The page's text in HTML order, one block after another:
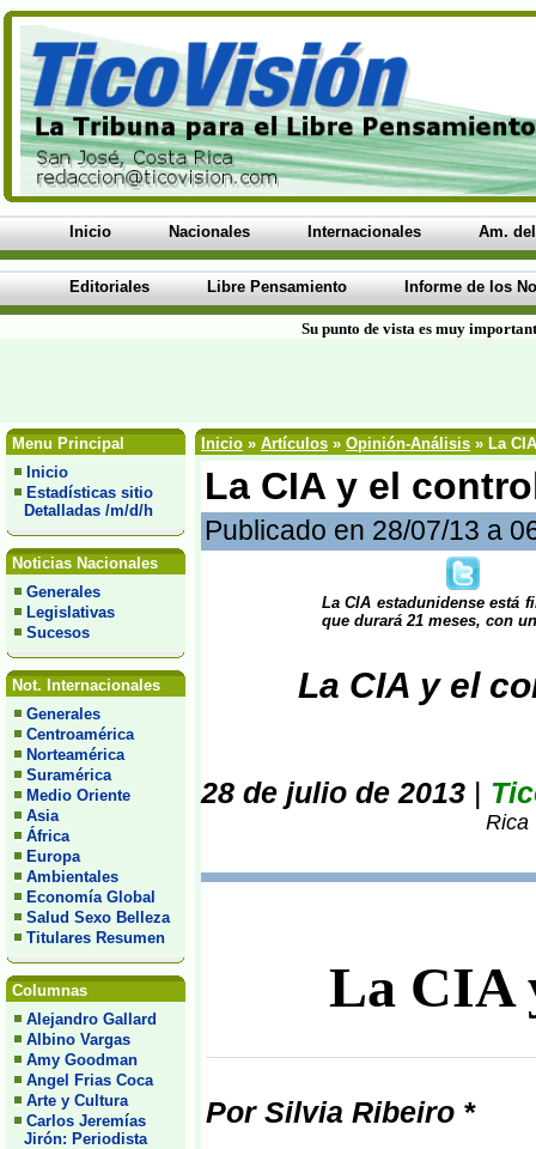
Inicio Nacionales Internacionales Am.
Editoriales Libre Pensamiento Informe de los
Su punto de vista es muy
Menu Principal
Inicio
Estadísticas sitio
Detalladas /m/d/h
Noticias Nacionales
Generales
Legislativas
Sucesos
Not. Internacionales
Generales
Centroamérica
Norteamérica
Suramérica
Medio Oriente
Asia
África
Europa
Ambientales
Economía Global
Salud Sexo Belleza
Titulares Resumen
Columnas
Alejandro Gallard
Albino Vargas
Amy Goodman
Angel Frias Coca
Arte y Cultura
Carlos Jeremías
Jirón: Periodista
Inicio » Artículos » Opinión-Análisis » La
La CIA y el
Publicado en 28/07/13 a
La CIA estadunidense está
que durará 21 meses, con
La CIA y el
28 de julio de 2013 |
Rica
La CIA
Por Silvia Ribeiro *